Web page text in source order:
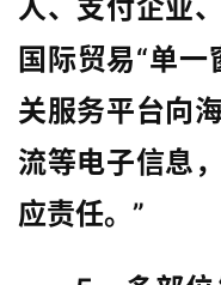
人、支付企业
国际贸易“单
关服务平台向
流等电子信息
应责任。”